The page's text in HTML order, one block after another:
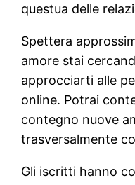
questua delle
Spettera
amore stai
approcciarti alle
online. Potrai
contegno nuove
trasversalmente
Gli iscritti hanno